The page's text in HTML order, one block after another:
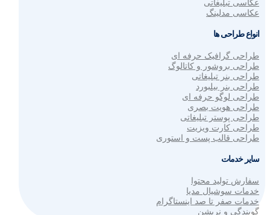
عکاسی تبلیغاتی
عکاسی مدلینگ
انواع طراحی ها
طراحی گرافیک حرفه ای
طراحی بروشور و کاتالوگ
طراحی بنر تبلیغاتی
طراحی بنر بیلبورد
طراحی لوگو حرفه ای
طراحی هویت بصری
طراحی پوستر تبلیغاتی
طراحی کارت ویزیت
طراحی قالب پست و استوری
سایر خدمات
سفارش تولید محتوا
خدمات سوشیال مدیا
خدمات صفر تا صد اینستاگرام
گویندگی و نریشن